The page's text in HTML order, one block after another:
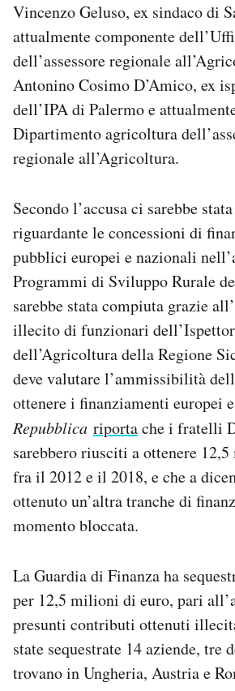
Vincenzo Geluso, ex sindaco di
attualmente componente
dell’assessore regionale
Antonino Cosimo D’Amico, ex
dell’IPA di Palermo e
Dipartimento agricoltura
regionale all’Agricoltura.
Secondo l’accusa ci sarebbe
riguardante le concessioni di
pubblici europei e nazionali
Programmi di Sviluppo Rurale
sarebbe stata compiuta grazie
illecito di funzionari
dell’Agricoltura della Regione
deve valutare l’ammissibilità
ottenere i finanziamenti europei
Repubblica riportache i fratelli
sarebbero riusciti a ottenere
fra il 2012 e il 2018, e che a
ottenuto un’altra tranche di
momento bloccata.
La Guardia di Finanza ha
per 12,5 milioni di euro, pari
presunti contributi ottenuti
state sequestrate 14 aziende, tre
trovano in Ungheria, Austria e